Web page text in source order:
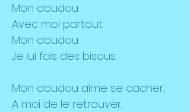
Mon doudou
Avec moi partout.
Mon doudou
Je lui fais des bisous.
Mon doudou aime se cacher,
A moi de le retrouver,